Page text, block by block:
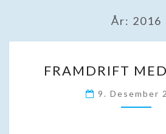
År: 2016
MED
FRAMDRIFT
9. Desember